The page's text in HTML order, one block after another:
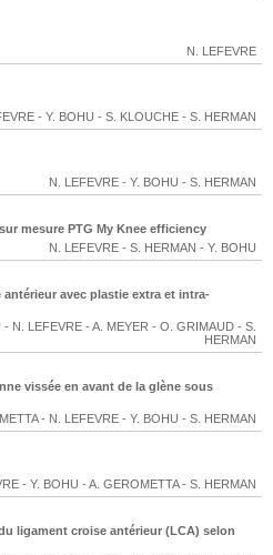
N. LEFEVRE
- Y. BOHU - S. KLOUCHE - S. HERMAN
N. LEFEVRE - Y. BOHU - S. HERMAN
mesure PTG My Knee efficiency
N. LEFEVRE - S. HERMAN - Y. BOHU
avec plastie extra et intra-
- N. LEFEVRE - A. MEYER - O. GRIMAUD - S.
HERMAN
vissée en avant de la glène sous
- N. LEFEVRE - Y. BOHU - S. HERMAN
- Y. BOHU - A. GEROMETTA- S. HERMAN
ligament croise antérieur (LCA) selon